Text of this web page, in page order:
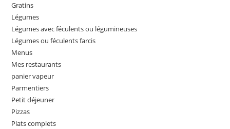
Gratins
Légumes
Légumes avec féculents ou légumineuses
Légumes ou féculents farcis
Menus
Mes restaurants
panier vapeur
Parmentiers
Petit déjeuner
Pizzas
Plats complets